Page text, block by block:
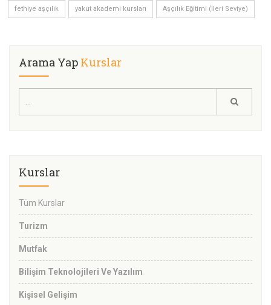
fethiye aşçılık yakut akademi kursları Aşçılık Eğitimi (İleri Seviye)
Arama Yap Kurslar
Kurslar
Tüm Kurslar
Turizm
Mutfak
Bilişim Teknolojileri Ve Yazılım
Kişisel Gelişim